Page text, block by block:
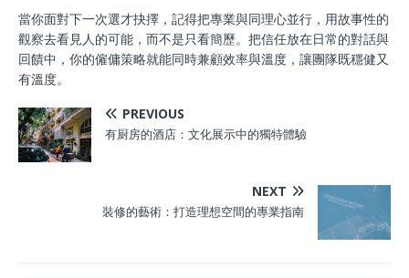
當你面對下一次選才抉擇，記得把專業與同理心並行，用故事性的
觀察去看見人的可能，而不是只看簡歷。把信任放在日常的對話與
回饋中，你的僱傭策略就能同時兼顧效率與溫度，讓團隊既穩健又
有溫度。
PREVIOUS
有厨房的酒店：文化展示中的獨特體驗
NEXT
裝修的藝術：打造理想空間的專業指南